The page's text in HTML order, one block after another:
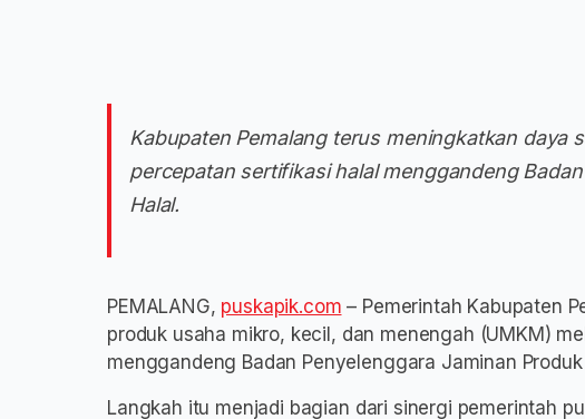
Kabupaten Pemalang terus meningkatkan daya
percepatan sertifikasi halal menggandeng
Halal.
PEMALANG, puskapik.com – Pemerintah Kabupaten
produk usaha mikro, kecil, dan menengah (UMKM)
menggandeng Badan Penyelenggara Jaminan Produk
Langkah itu menjadi bagian dari sinergi pemerintah